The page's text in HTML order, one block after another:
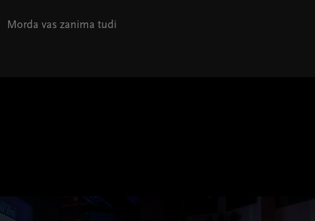
Morda vas zanima tudi